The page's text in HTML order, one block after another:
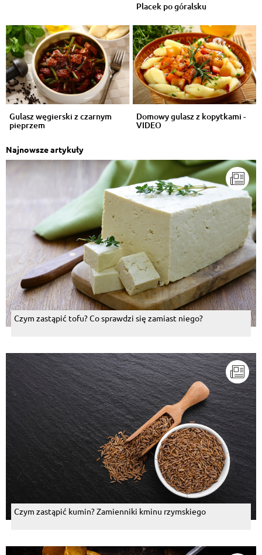
Placek po góralsku
Gulasz węgierski z czarnym
pieprzem
Domowy gulasz z kopytkami -
VIDEO
Najnowsze artykuły
Czym zastąpić tofu? Co sprawdzi się zamiast niego?
Czym zastąpić kumin? Zamienniki kminu rzymskiego